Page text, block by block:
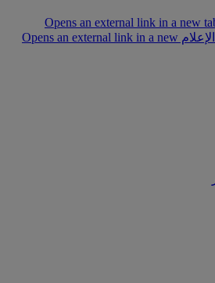
مركز الإعلام Opens an external link in a new